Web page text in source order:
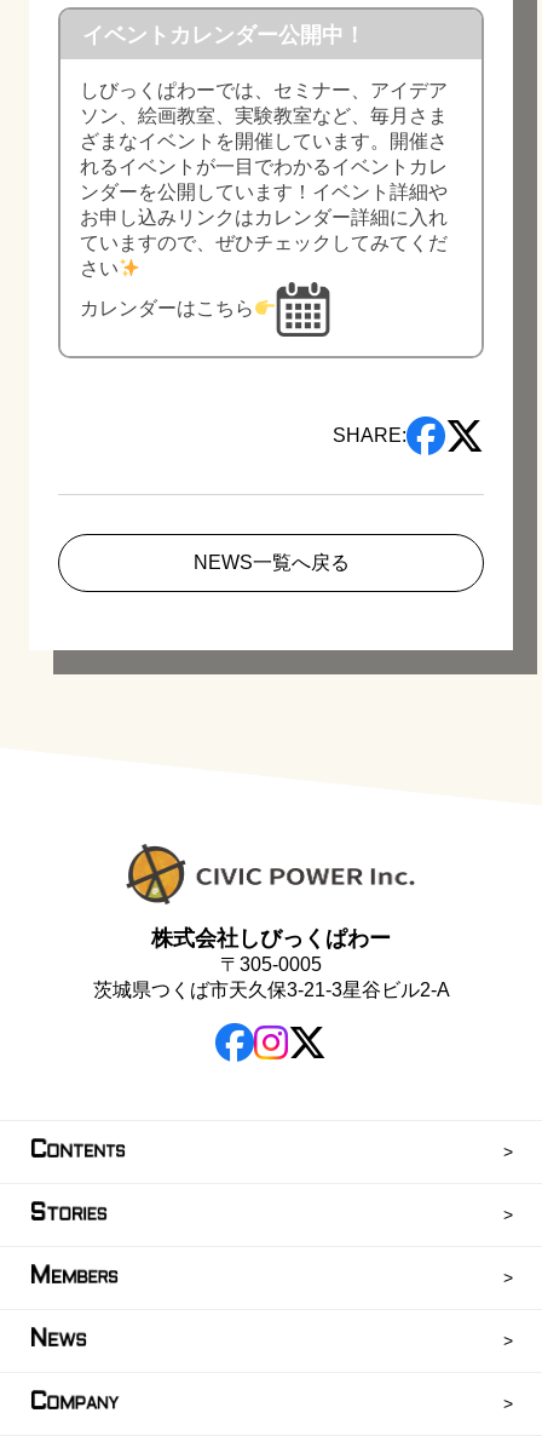
イベントカレンダー公開中！
しびっくぱわーでは、セミナー、アイデア
ソン、絵画教室、実験教室など、毎月さま
ざまなイベントを開催しています。開催さ
れるイベントが一目でわかるイベントカレ
ンダーを公開しています！イベント詳細や
お申し込みリンクはカレンダー詳細に入れ
ていますので、ぜひチェックしてみてくだ
さい
カレンダーはこちら
SHARE:
NEWS一覧へ戻る
株式会社しびっくぱわー
〒305-0005
茨城県つくば市天久保3-21-3星谷ビル2-A
CONTENTS
STORIES
M EMBERS
N EWS
COMPANY